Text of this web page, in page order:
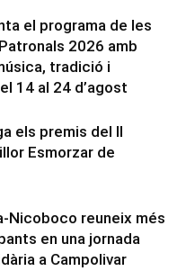
el programa de les
2026 amb
tradició i
14 al 24 d’agost
els premis del II
Esmorzar de
Nicoboco reuneix més
en una jornada
a Campolivar